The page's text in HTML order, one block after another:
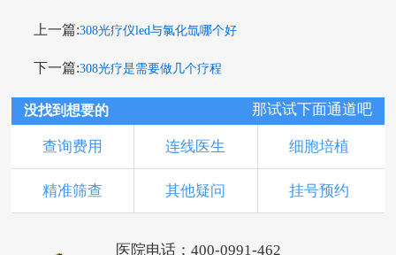
上一篇:308光疗仪led与氯化氙哪个好
下一篇:308光疗是需要做几个疗程
没找到想要的 那试试下面通道吧
查询费用 连线医生 细胞培植
精准筛查 其他疑问 挂号预约
医院电话：400-0991-462